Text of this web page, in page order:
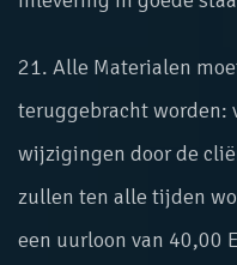
21. Alle Materialen
teruggebracht worden:
wijzigingen door de
zullen ten alle tijden
een uurloon van 40,00